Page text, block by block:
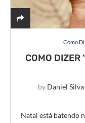
Como
COMO DIZER
by Daniel Silva
Natal está batendo